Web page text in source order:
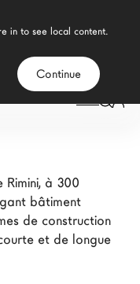
Continue
à 300
bâtiment
de construction
et de longue